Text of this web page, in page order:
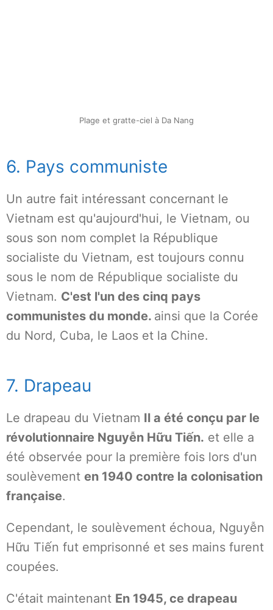
Plage et gratte-ciel à Da Nang
6. Pays communiste
Un autre fait intéressant concernant le
Vietnam est qu'aujourd'hui, le Vietnam, ou
sous son nom complet la République
socialiste du Vietnam, est toujours connu
sous le nom de République socialiste du
Vietnam. C'est l'un des cinq pays
communistes du monde. ainsi que la Corée
du Nord, Cuba, le Laos et la Chine.
7. Drapeau
Le drapeau du Vietnam Il a été conçu par le
révolutionnaire Nguyễn Hữu Tiến. et elle a
été observée pour la première fois lors d'un
soulèvement en 1940 contre la colonisation
française.
Cependant, le soulèvement échoua, Nguyễn
Hữu Tiến fut emprisonné et ses mains furent
coupées.
C'était maintenant En 1945, ce drapeau